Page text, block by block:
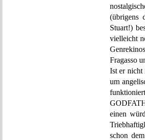
(übrigens
Stuart!)
vielleicht
Fragasso
Ist er nicht
um
einen
schon